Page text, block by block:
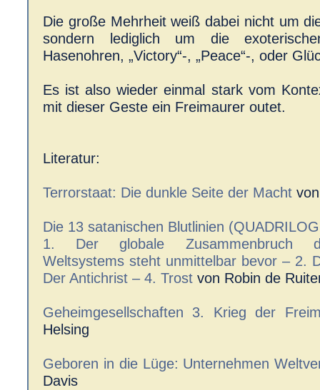
Die große Mehrheit weiß dabei nicht um
sondern lediglich um die
Hasenohren, „Victory“-, „Peace“-, oder
Es ist also wieder einmal stark vom
mit dieser Geste ein Freimaurer outet.
Literatur:
Terrorstaat: Die dunkle Seite der Macht
Die 13 satanischen Blutlinien
1. Der globale Zusammenbruch
Weltsystems steht unmittelbar bevor – 2.
Der Antichrist – 4. Trost von Robin de
Geheimgesellschaften 3. Krieg der
Helsing
Geboren in die Lüge: Unternehmen
Davis